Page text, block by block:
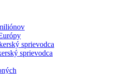
sprievodca
sprievodca